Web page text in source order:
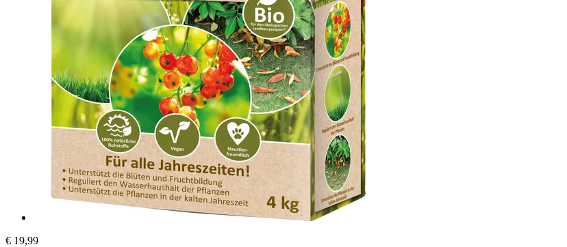
€ 19,99